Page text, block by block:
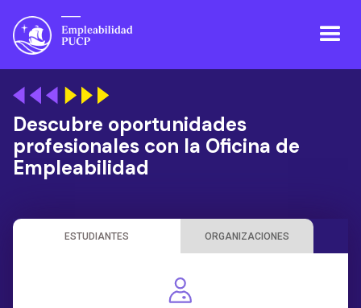
Descubre oportunidades
profesionales con la Oficina de
Empleabilidad
ESTUDIANTES ORGANIZACIONES